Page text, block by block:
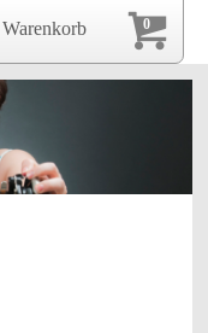
0
Warenkorb